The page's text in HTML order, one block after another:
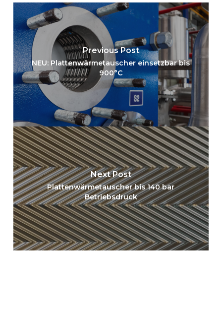
Previous Post
NEU: Plattenwärmetauscher einsetzbar bis
900°C
Next Post
Plattenwärmetauscher bis 140 bar
Betriebsdruck